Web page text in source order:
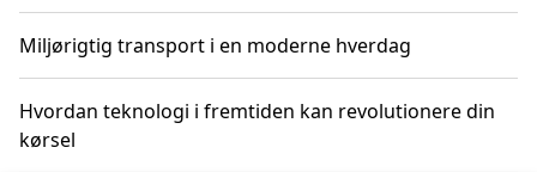
Miljørigtig transport i en moderne hverdag
Hvordan teknologi i fremtiden kan revolutionere din
kørsel